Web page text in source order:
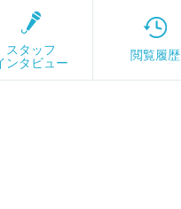
スタッフ
ンタビュー
閲覧履歴